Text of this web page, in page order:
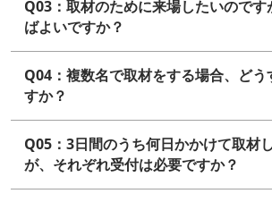
Q03：取材のために来場したいのです
ばよいですか？
Q04：複数名で取材をする場合、どう
すか？
Q05：3日間のうち何日かかけて取材
が、それぞれ受付は必要ですか？